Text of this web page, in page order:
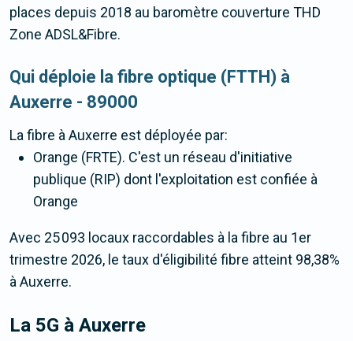
places depuis 2018 au baromètre couverture THD
Zone ADSL&Fibre.
Qui déploie la fibre optique (FTTH) à
Auxerre - 89000
La fibre à Auxerre est déployée par:
Orange (FRTE). C'est un réseau d'initiative
publique (RIP) dont l'exploitation est confiée à
Orange
Avec 25 093 locaux raccordables à la fibre au 1er
trimestre 2026, le taux d'éligibilité fibre atteint 98,38%
à Auxerre.
La 5G à Auxerre